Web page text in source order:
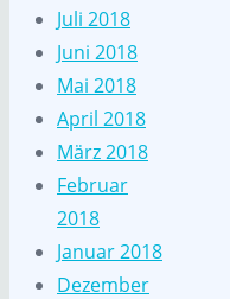
Juli 2018
Juni 2018
Mai 2018
April 2018
März 2018
Februar
2018
Januar 2018
Dezember